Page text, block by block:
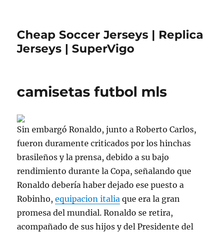
Cheap Soccer Jerseys | Replica
Jerseys | SuperVigo
camisetas futbol mls
Sin embargó Ronaldo, junto a Roberto Carlos,
fueron duramente criticados por los hinchas
brasileños y la prensa, debido a su bajo
rendimiento durante la Copa, señalando que
Ronaldo debería haber dejado ese puesto a
Robinho,equipacion italia que era la gran
promesa del mundial. Ronaldo se retira,
acompañado de sus hijos y del Presidente del